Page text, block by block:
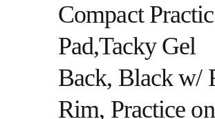
Compact
Pad,Tacky Gel
Back, Black w/
Rim, Practice on